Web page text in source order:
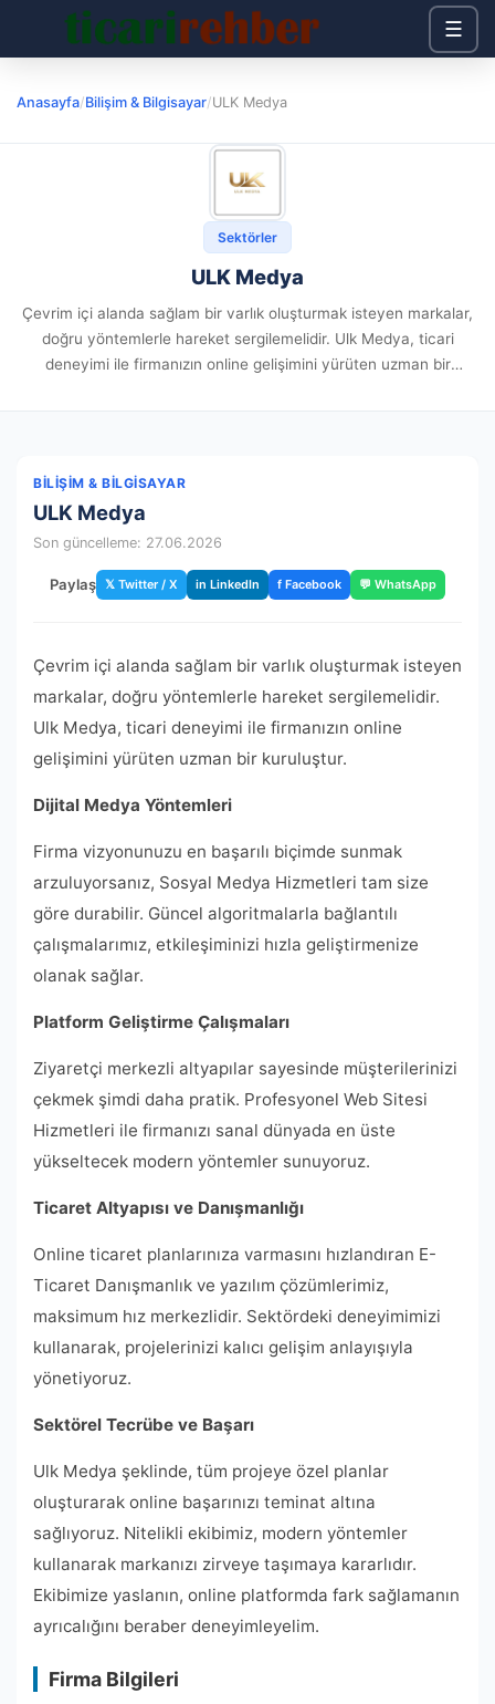
☰
Anasayfa/Bilişim & Bilgisayar/ULK Medya
Sektörler
ULK Medya
Çevrim içi alanda sağlam bir varlık oluşturmak isteyen markalar,
doğru yöntemlerle hareket sergilemelidir. Ulk Medya, ticari
deneyimi ile firmanızın online gelişimini yürüten uzman bir
BILIŞIM & BILGISAYAR
ULK Medya
Son güncelleme: 27.06.2026
Paylaş 𝕏 Twitter / X in LinkedIn f Facebook 💬 WhatsApp
Çevrim içi alanda sağlam bir varlık oluşturmak isteyen
markalar, doğru yöntemlerle hareket sergilemelidir.
Ulk Medya, ticari deneyimi ile firmanızın online
gelişimini yürüten uzman bir kuruluştur.
Dijital Medya Yöntemleri
Firma vizyonunuzu en başarılı biçimde sunmak
arzuluyorsanız, Sosyal Medya Hizmetleri tam size
göre durabilir. Güncel algoritmalarla bağlantılı
çalışmalarımız, etkileşiminizi hızla geliştirmenize
olanak sağlar.
Platform Geliştirme Çalışmaları
Ziyaretçi merkezli altyapılar sayesinde müşterilerinizi
çekmek şimdi daha pratik. Profesyonel Web Sitesi
Hizmetleri ile firmanızı sanal dünyada en üste
yükseltecek modern yöntemler sunuyoruz.
Ticaret Altyapısı ve Danışmanlığı
Online ticaret planlarınıza varmasını hızlandıran E-
Ticaret Danışmanlık ve yazılım çözümlerimiz,
maksimum hız merkezlidir. Sektördeki deneyimimizi
kullanarak, projelerinizi kalıcı gelişim anlayışıyla
yönetiyoruz.
Sektörel Tecrübe ve Başarı
Ulk Medya şeklinde, tüm projeye özel planlar
oluşturarak online başarınızı teminat altına
sağlıyoruz. Nitelikli ekibimiz, modern yöntemler
kullanarak markanızı zirveye taşımaya kararlıdır.
Ekibimize yaslanın, online platformda fark sağlamanın
ayrıcalığını beraber deneyimleyelim.
Firma Bilgileri